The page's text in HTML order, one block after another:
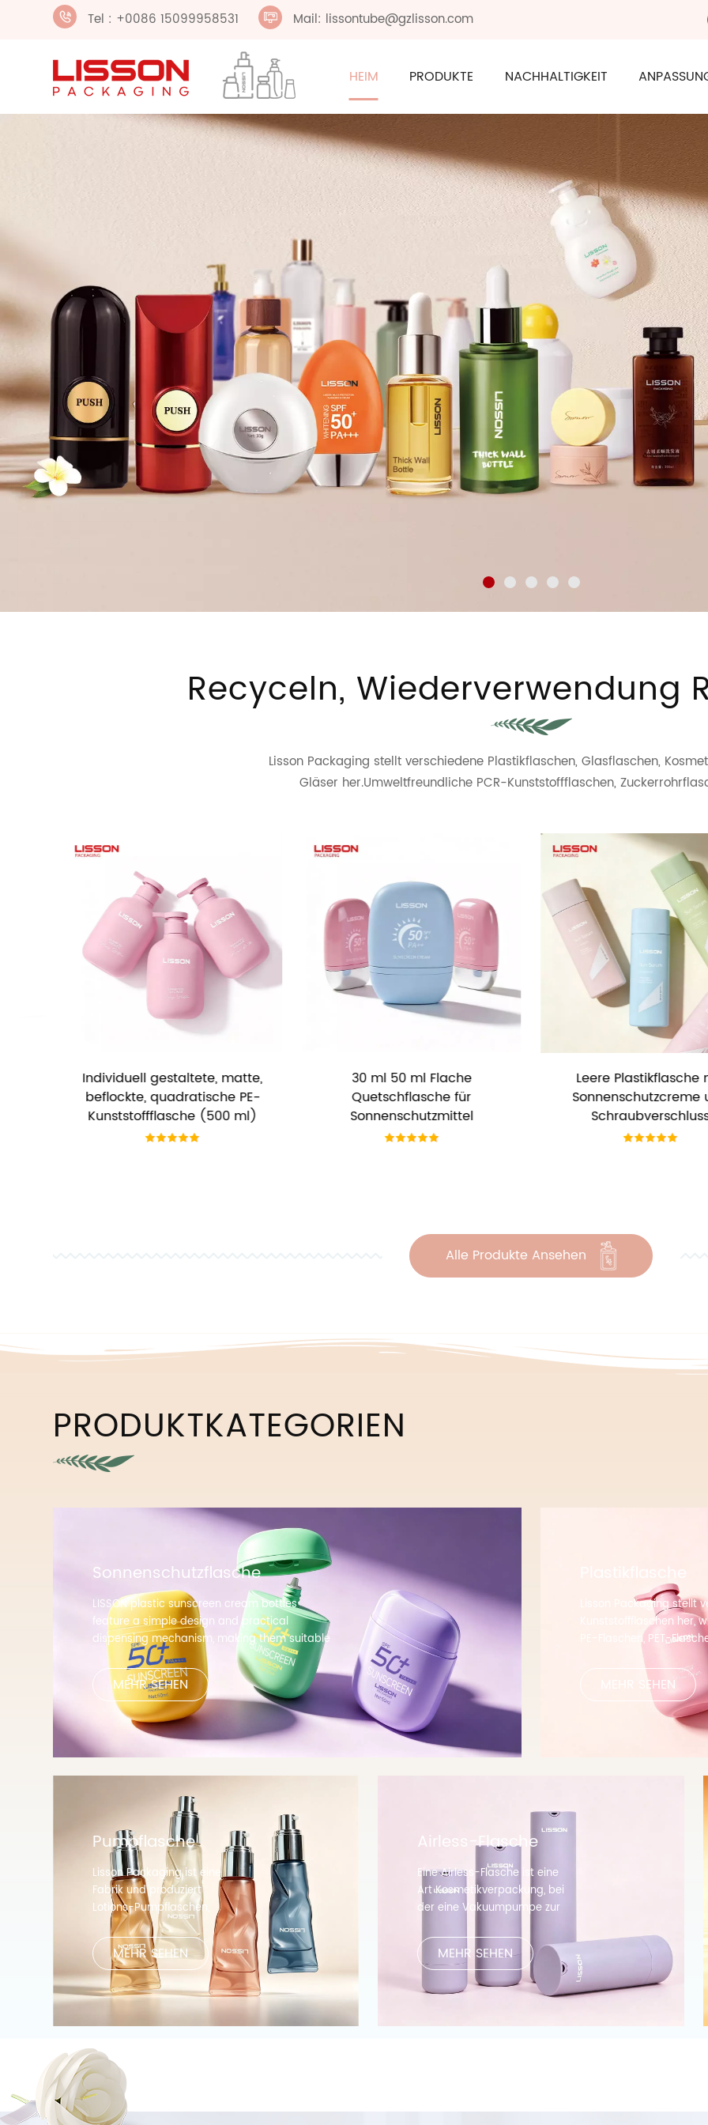
Tel : +0086 15099958531 Mail: lissontube@gzlisson.com
HEIM PRODUKTE NACHHALTIGKEIT
Recyceln, Wiederverwendung
Lisson Packaging stellt verschiedene Plastikflaschen, Glasflaschen,
Gläser her.Umweltfreundliche PCR-Kunststoffflaschen,
30 ml 50 ml Flache
Quetschflasche für
Sonnenschutzmittel
Leere Plastikflasche mit
Sonnenschutzcreme und
Schraubverschluss
30 ml einzigartige,
Kosmetiktube mit
silberbeschichtetem
Pumpspender
Alle Produkte Ansehen
PRODUKTKATEGORIEN
Sonnenschutzflasche
LISSON plastic sunscreen cream bottles
feature a simple design and practical
dispensing mechanism, making them suitable
for everyday use as well as packaging for
small-capacity sunscreen products,
enhancing product portability and ease of
MEHR SEHEN
Plastikflasche
Lisson Packaging stellt
Kunststoffflaschen her,
PE-Flaschen, PET-
Acrylflaschen,
mehr als 20
Hunderte von
MEHR SEHEN
Pumpflasche
Lisson Packaging ist eine
Fabrik und produziert
Lotions-Pumpflaschen,
Shampoo-Pumpflaschen,
Creme-Pumpflaschen,
Nebelsprühflaschen usw.
Pumpflaschen, die für
Kosmetika, Schönheitspflege,
Körperpflege usw. geeignet
sind.
MEHR SEHEN
Airless-Flasche
Eine Airless-Flasche ist eine
Art Kosmetikverpackung, bei
der eine Vakuumpumpe zur
verwendet wird. Es wurde
entwickelt, um empfindliche
Formeln wie Seren, Lotionen
und Cremes vor der
zu schützen, die zu Oxidation
Boden einen Kolben. Das
MEHR SEHEN